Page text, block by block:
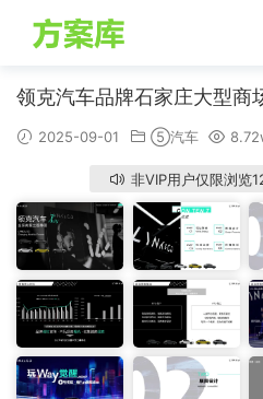
领克汽车品牌石家庄大型商
2025-09-01 ⑤汽车
非VIP用户仅限浏览